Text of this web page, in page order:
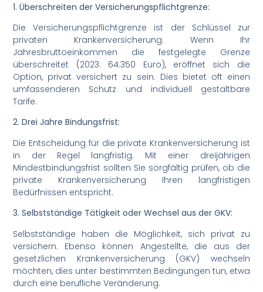
1. Überschreiten der Versicherungspflichtgrenze:
Die Versicherungspflichtgrenze ist der Schlüssel zur
privaten Krankenversicherung. Wenn Ihr
Jahresbruttoeinkommen die festgelegte Grenze
überschreitet (2023: 64.350 Euro), eröffnet sich die
Option, privat versichert zu sein. Dies bietet oft einen
umfassenderen Schutz und individuell gestaltbare
Tarife.
2. Drei Jahre Bindungsfrist:
Die Entscheidung für die private Krankenversicherung ist
in der Regel langfristig. Mit einer dreijährigen
Mindestbindungsfrist sollten Sie sorgfältig prüfen, ob die
private Krankenversicherung Ihren langfristigen
Bedürfnissen entspricht.
3. Selbstständige Tätigkeit oder Wechsel aus der GKV:
Selbstständige haben die Möglichkeit, sich privat zu
versichern. Ebenso können Angestellte, die aus der
gesetzlichen Krankenversicherung (GKV) wechseln
möchten, dies unter bestimmten Bedingungen tun, etwa
durch eine berufliche Veränderung.